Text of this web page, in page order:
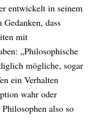
entwickelt in seinem
Gedanken, dass
mit
„Philosophische
mögliche, sogar
ein Verhalten
wahr oder
also so